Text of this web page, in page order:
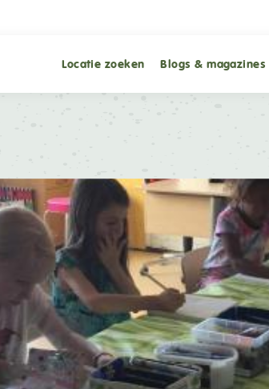
Locatie zoeken Blogs & magazines